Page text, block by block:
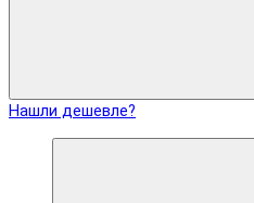
Нашли дешевле?